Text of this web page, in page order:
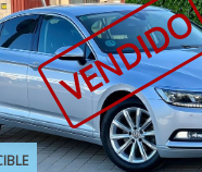
VENDIDO